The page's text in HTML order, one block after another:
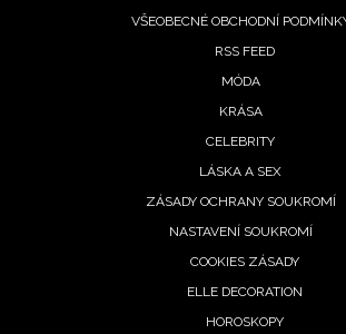
VŠEOBECNÉ OBCHODNÍ
RSS FEED
MÓDA
KRÁSA
CELEBRITY
LÁSKA A SEX
ZÁSADY OCHRANY SOUKROMÍ
NASTAVENÍ SOUKROMÍ
COOKIES ZÁSADY
ELLE DECORATION
HOROSKOPY